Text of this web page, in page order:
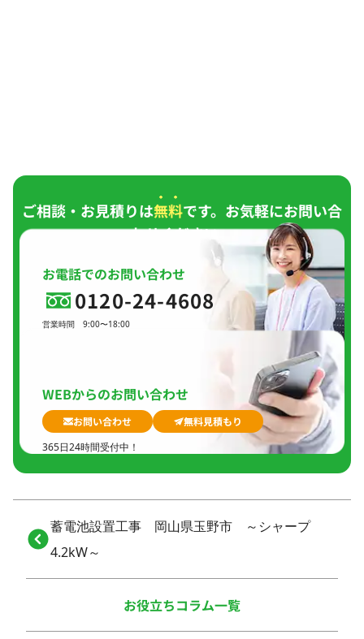
ご相談・お見積りは無料です。お気軽にお問い合
わせください。
お電話でのお問い合わせ
0120-24-4608
営業時間
9:00〜18:00
WEBからのお問い合わせ
お問い合わせ
無料見積もり
365日24時間受付中！
蓄電池設置工事 岡山県玉野市 ～シャープ
4.2kW～
お役立ちコラム一覧